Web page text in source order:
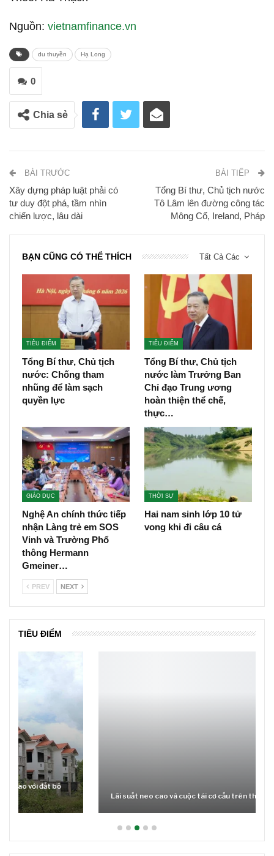
Nguồn: vietnamfinance.vn
du thuyền Hạ Long
0
Chia sẻ
BÀI TRƯỚC
Xây dựng pháp luật phải có
tư duy đột phá, tầm nhìn
chiến lược, lâu dài
BÀI TIẾP
Tổng Bí thư, Chủ tịch nước
Tô Lâm lên đường công tác
Mông Cổ, Ireland, Pháp
Tất Cả Các
BẠN CŨNG CÓ THỂ THÍCH
TIÊU ĐIỂM
Tổng Bí thư, Chủ tịch
nước: Chống tham
nhũng để làm sạch
quyền lực
TIÊU ĐIỂM
Tổng Bí thư, Chủ tịch
nước làm Trưởng Ban
Chỉ đạo Trung ương
hoàn thiện thể chế,
thực…
GIÁO DỤC
Nghệ An chính thức tiếp
nhận Làng trẻ em SOS
Vinh và Trường Phổ
thông Hermann
Gmeiner…
THỜI SỰ
Hai nam sinh lớp 10 tử
vong khi đi câu cá
PREV NEXT
TIÊU ĐIỂM
Lãi suất neo cao và cuộc tái cơ cấu trên thị trường BĐS